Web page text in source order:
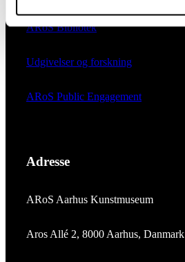
ARoS Bibliotek
Udgivelser og forskning
ARoS Public Engagement
Adresse
ARoS Aarhus Kunstmuseum
Aros Allé 2, 8000 Aarhus, Danmark